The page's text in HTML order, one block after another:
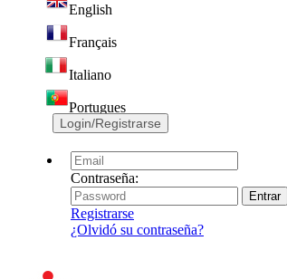
English
Français
Italiano
Portugues
Login/Registrarse
Contraseña:
Registrarse
¿Olvidó su contraseña?